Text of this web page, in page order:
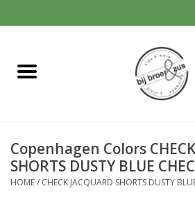
Home
Baby
Jongens
Copenhagen Colors
SHORTS DUSTY BLUE
HOME/ CHECK JACQUARD SHORTS DUSTY